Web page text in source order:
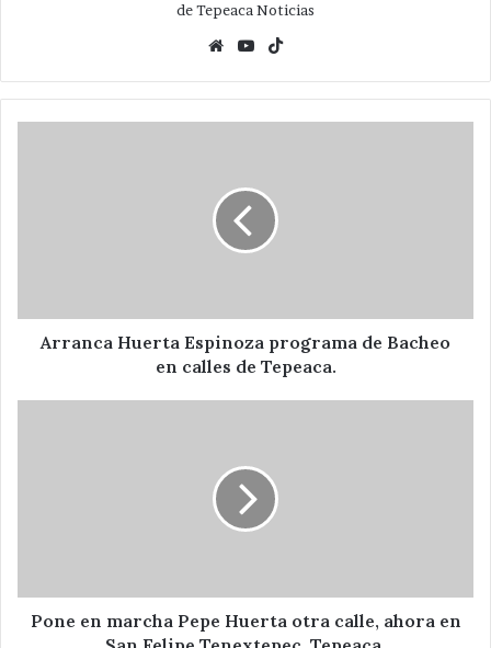
de Tepeaca Noticias
WebsiteYouTube
de
Tepeaca.
Arranca Huerta Espinoza programa de Bacheo
en calles de Tepeaca.
en
SanPone en marcha Pepe Huerta otra calle, ahora en